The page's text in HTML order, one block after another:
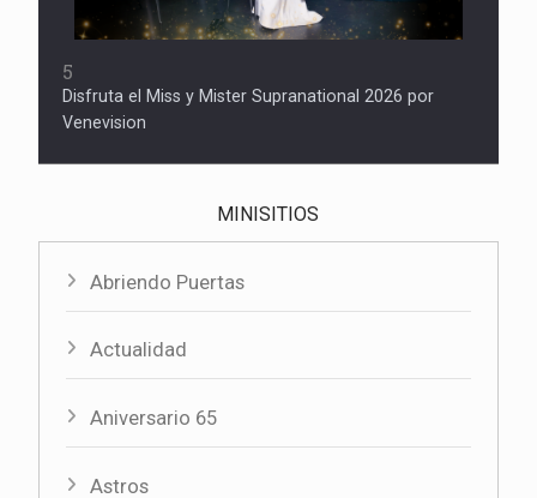
5
Disfruta el Miss y Mister Supranational 2026 por
Venevision
MINISITIOS
Abriendo Puertas
Actualidad
Aniversario 65
Astros